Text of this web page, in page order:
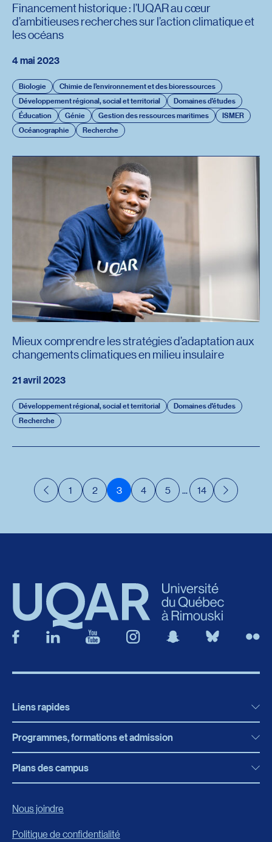
4 mai 2023
Biologie
Chimie de l’environnement et des bioressources
Développement régional, social et territorial
Domaines d'études
Éducation
Génie Gestion des ressources maritimes
ISMER
Océanographie
Recherche
Financement historique : l’UQAR au cœur
d’ambitieuses recherches sur l’action climatique et
les océans
21 avril 2023
Développement régional, social et territorial
Domaines d'études
Recherche
Mieux comprendre les stratégies d’adaptation aux
changements climatiques en milieu insulaire
Précédent
1 2 3 4 5 ... 14 Suivant
Liens rapides
Actualités
Bibliothèque
Boutique en ligne
Programmes, formations et admission
Programmes, formations et admission
Plans des campus
Nous joindre
Politique de confidentialité